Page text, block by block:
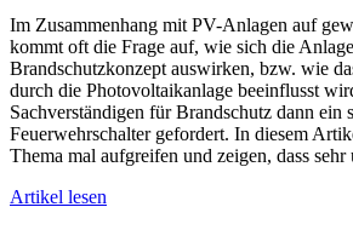
Im Zusammenhang mit PV-Anlagen auf
kommt oft die Frage auf, wie sich die
Brandschutzkonzept auswirken, bzw. wie
durch die Photovoltaikanlage beeinflusst
Sachverständigen für Brandschutz dann ein
Feuerwehrschalter gefordert. In diesem
Thema mal aufgreifen und zeigen, dass
Artikel lesen